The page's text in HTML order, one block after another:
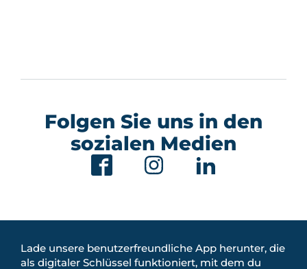
Folgen Sie uns in den
sozialen Medien
Lade unsere benutzerfreundliche App herunter, die
als digitaler Schlüssel funktioniert, mit dem du